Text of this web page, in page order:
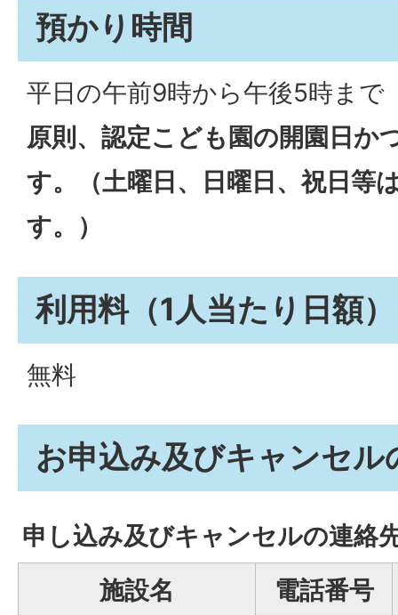
預かり時間
平日の午前9時から午後5時まで
原則、認定こども園の開園日か
す。（土曜日、日曜日、祝日等
す。）
利用料（1人当たり日額）
無料
お申込み及びキャンセル
申し込み及びキャンセルの連絡
施設名
電話番号